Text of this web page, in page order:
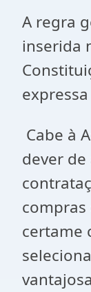
A regra
inserida
Cabe à
dever
certame